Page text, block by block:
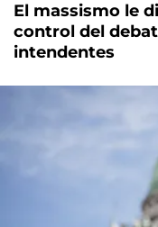
El massismo le
control del
intendentes